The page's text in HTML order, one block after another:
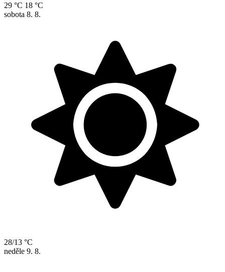
29 °C 18 °C
sobota 8. 8.
28/13 °C
neděle 9. 8.